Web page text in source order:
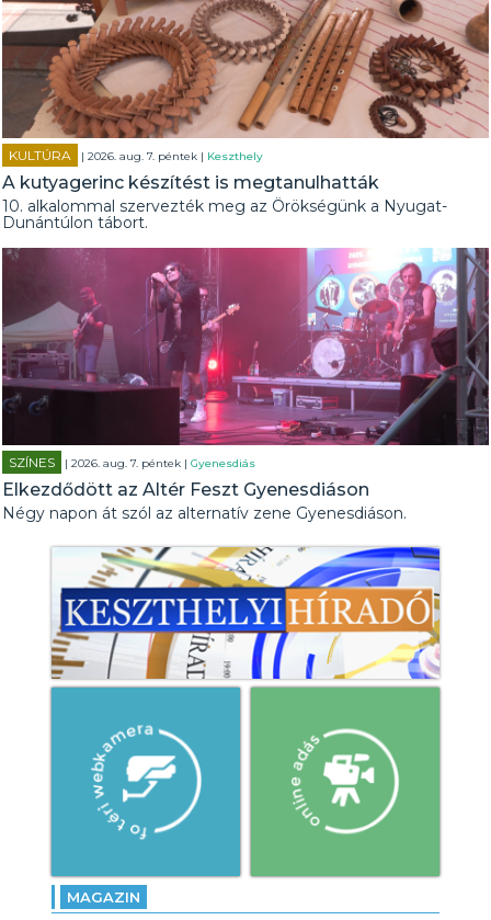
KULTÚRA | 2026. aug. 7. péntek | Keszthely
A kutyagerinc készítést is megtanulhatták
10. alkalommal szervezték meg az Örökségünk a Nyugat-
Dunántúlon tábort.
SZÍNES | 2026. aug. 7. péntek |Gyenesdiás
Elkezdődött az Altér Feszt Gyenesdiáson
Négy napon át szól az alternatív zene Gyenesdiáson.
MAGAZIN